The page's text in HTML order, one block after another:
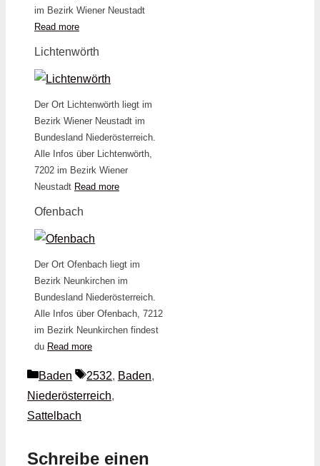
im Bezirk Wiener Neustadt
Read more
Lichtenwörth
Der Ort Lichtenwörth liegt im
Bezirk Wiener Neustadt im
Bundesland Niederösterreich.
Alle Infos über Lichtenwörth,
7202 im Bezirk Wiener
Neustadt Read more
Ofenbach
Der Ort Ofenbach liegt im
Bezirk Neunkirchen im
Bundesland Niederösterreich.
Alle Infos über Ofenbach, 7212
im Bezirk Neunkirchen findest
du Read more
Kategorien
Baden Schlagwörter
2532, Baden,
Niederösterreich,
Sattelbach
Schreibe einen